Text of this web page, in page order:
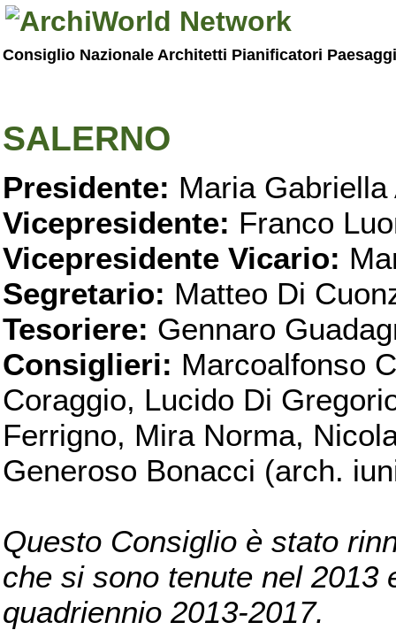
Consiglio Nazionale Architetti Pianificatori
SALERNO
Presidente: Maria Gabriella
Vicepresidente: Franco
Vicepresidente Vicario:
Segretario: Matteo Di
Tesoriere: Gennaro
Consiglieri: Marcoalfonso
Coraggio, Lucido Di
Ferrigno, Mira Norma,
Generoso Bonacci (arch.
Questo Consiglio è stato
che si sono tenute nel 2013
quadriennio 2013-2017.